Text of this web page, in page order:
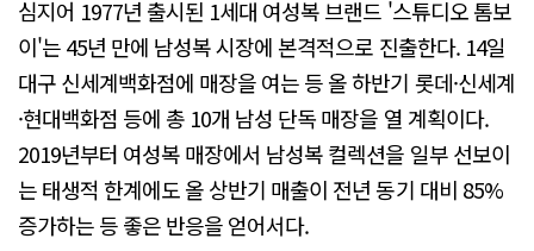
심지어 1977년 출시된 1세대 여성복 브랜드 '스튜디오 톰보
이'는 45년 만에 남성복 시장에 본격적으로 진출한다. 14일
대구 신세계백화점에 매장을 여는 등 올 하반기 롯데·신세계
·현대백화점 등에 총 10개 남성 단독 매장을 열 계획이다.
2019년부터 여성복 매장에서 남성복 컬렉션을 일부 선보이
는 태생적 한계에도 올 상반기 매출이 전년 동기 대비 85%
증가하는 등 좋은 반응을 얻어서다.